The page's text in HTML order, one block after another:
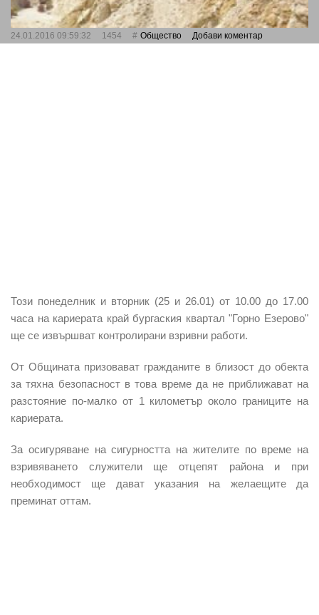
24.01.2016 09:59:32 1454 Общество Добави коментар
Този понеделник и вторник (25 и 26.01) от 10.00 до 17.00
часа на кариерата край бургаския квартал "Горно Езерово"
ще се извършват контролирани взривни работи.
От Общината призовават гражданите в близост до обекта
за тяхна безопасност в това време да не приближават на
разстояние по-малко от 1 километър около границите на
кариерата.
За осигуряване на сигурността на жителите по време на
взривяването служители ще отцепят района и при
необходимост ще дават указания на желаещите да
преминат оттам.